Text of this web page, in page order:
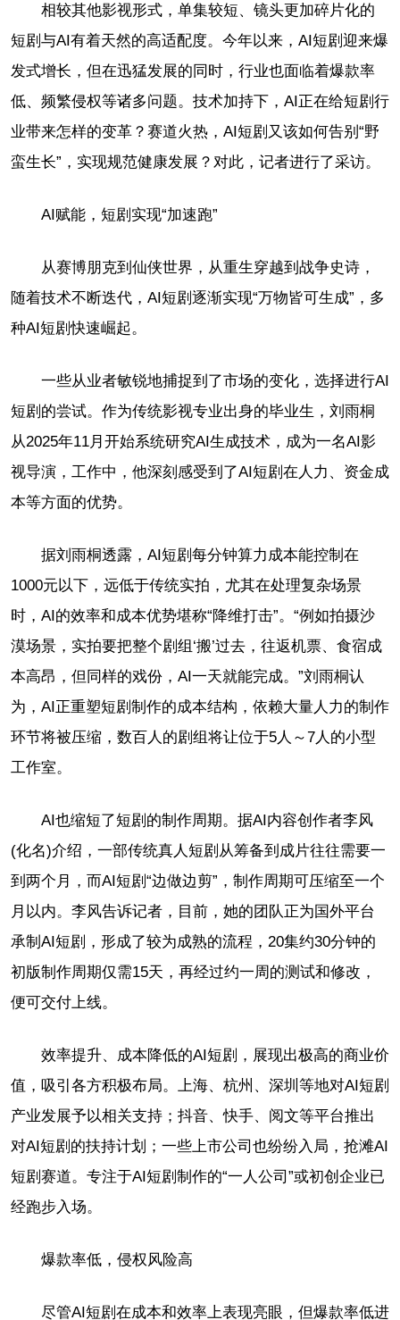
相较其他影视形式，单集较短、镜头更加碎片化的
短剧与AI有着天然的高适配度。今年以来，AI短剧迎来爆
发式增长，但在迅猛发展的同时，行业也面临着爆款率
低、频繁侵权等诸多问题。技术加持下，AI正在给短剧行
业带来怎样的变革？赛道火热，AI短剧又该如何告别“野
蛮生长”，实现规范健康发展？对此，记者进行了采访。
AI赋能，短剧实现“加速跑”
从赛博朋克到仙侠世界，从重生穿越到战争史诗，
随着技术不断迭代，AI短剧逐渐实现“万物皆可生成”，多
种AI短剧快速崛起。
一些从业者敏锐地捕捉到了市场的变化，选择进行AI
短剧的尝试。作为传统影视专业出身的毕业生，刘雨桐
从2025年11月开始系统研究AI生成技术，成为一名AI影
视导演，工作中，他深刻感受到了AI短剧在人力、资金成
本等方面的优势。
据刘雨桐透露，AI短剧每分钟算力成本能控制在
1000元以下，远低于传统实拍，尤其在处理复杂场景
时，AI的效率和成本优势堪称“降维打击”。“例如拍摄沙
漠场景，实拍要把整个剧组‘搬’过去，往返机票、食宿成
本高昂，但同样的戏份，AI一天就能完成。”刘雨桐认
为，AI正重塑短剧制作的成本结构，依赖大量人力的制作
环节将被压缩，数百人的剧组将让位于5人～7人的小型
工作室。
AI也缩短了短剧的制作周期。据AI内容创作者李风
(化名)介绍，一部传统真人短剧从筹备到成片往往需要一
到两个月，而AI短剧“边做边剪”，制作周期可压缩至一个
月以内。李风告诉记者，目前，她的团队正为国外平台
承制AI短剧，形成了较为成熟的流程，20集约30分钟的
初版制作周期仅需15天，再经过约一周的测试和修改，
便可交付上线。
效率提升、成本降低的AI短剧，展现出极高的商业价
值，吸引各方积极布局。上海、杭州、深圳等地对AI短剧
产业发展予以相关支持；抖音、快手、阅文等平台推出
对AI短剧的扶持计划；一些上市公司也纷纷入局，抢滩AI
短剧赛道。专注于AI短剧制作的“一人公司”或初创企业已
经跑步入场。
爆款率低，侵权风险高
尽管AI短剧在成本和效率上表现亮眼，但爆款率低进